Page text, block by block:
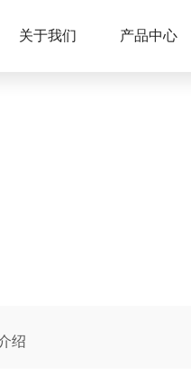
关于我们 产品中心
绍